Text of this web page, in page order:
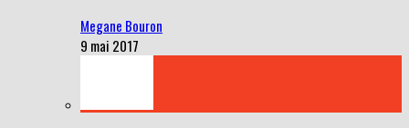
Megane Bouron
9 mai 2017